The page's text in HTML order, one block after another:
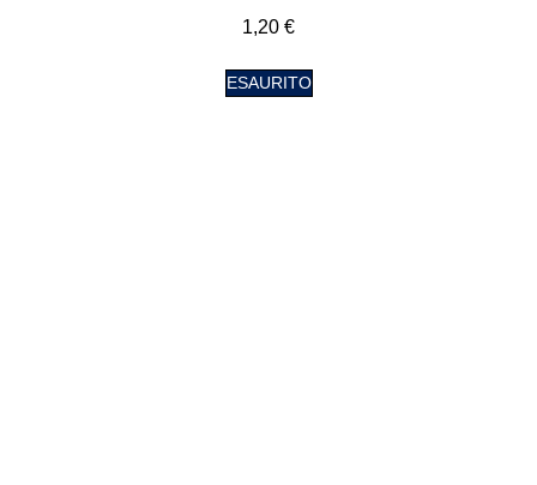
1,20 €
ESAURITO